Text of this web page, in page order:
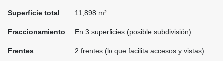
Superficie total 11,898 m²
Fraccionamiento En 3 superficies (posible subdivisión)
Frentes 2 frentes (lo que facilita accesos y vistas)